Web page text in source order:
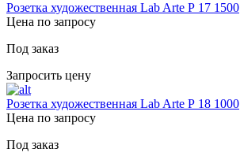
Розетка художественная Lab Arte Р 17 1500
Цена по запросу
Под заказ
Запросить цену
Розетка художественная Lab Arte Р 18 1000
Цена по запросу
Под заказ